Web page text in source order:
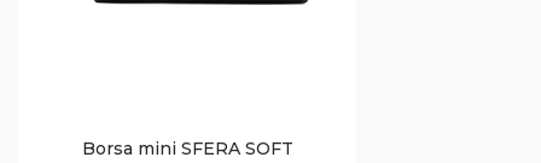
Borsa mini SFERA SOFT